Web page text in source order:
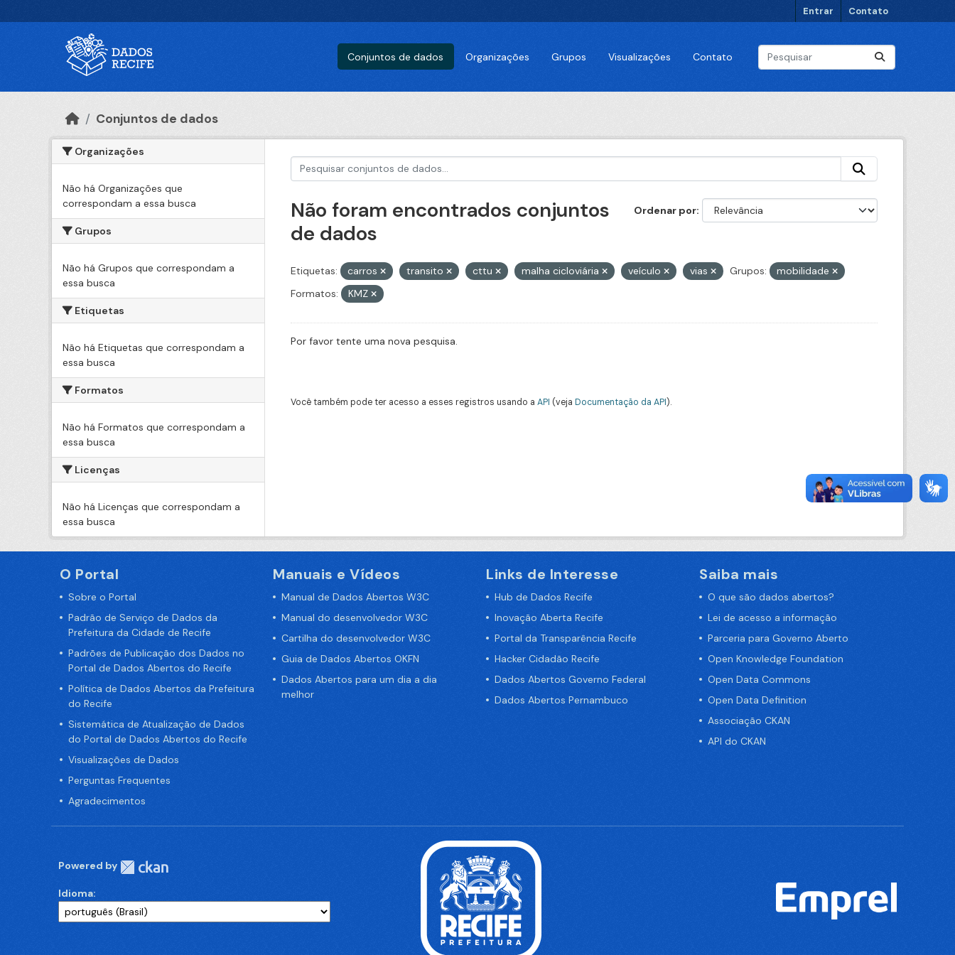
Entrar Contato
Conjuntos de dados Organizações Grupos Visualizações Contato
Conjuntos de dados
Organizações
Não há Organizações que
correspondam a essa busca
Grupos
Não há Grupos que correspondam a
essa busca
Etiquetas
Não há Etiquetas que correspondam a
essa busca
Formatos
Não há Formatos que correspondam a
essa busca
Licenças
Não há Licenças que correspondam a
essa busca
Ordenar por
Não foram encontrados conjuntos
de dados
Etiquetas: carros transito cttu malha cicloviária veículo vias Grupos:
mobilidade
Formatos:
KMZ
Por favor tente uma nova pesquisa.
Você também pode ter acesso a esses registros usando a API (veja Documentação da API).
O Portal
Sobre o Portal
Padrão de Serviço de Dados da
Prefeitura da Cidade de Recife
Padrões de Publicação dos Dados no
Portal de Dados Abertos do Recife
Política de Dados Abertos da Prefeitura
do Recife
Sistemática de Atualização de Dados
do Portal de Dados Abertos do Recife
Visualizações de Dados
Perguntas Frequentes
Agradecimentos
Manuais e Vídeos
Manual de Dados Abertos W3C
Manual do desenvolvedor W3C
Cartilha do desenvolvedor W3C
Guia de Dados Abertos OKFN
Dados Abertos para um dia a dia
melhor
Links de Interesse
Hub de Dados Recife
Inovação Aberta Recife
Portal da Transparência Recife
Hacker Cidadão Recife
Dados Abertos Governo Federal
Dados Abertos Pernambuco
Saiba mais
O que são dados abertos?
Lei de acesso a informação
Parceria para Governo Aberto
Open Knowledge Foundation
Open Data Commons
Open Data Definition
Associação CKAN
API do CKAN
Powered by
Idioma